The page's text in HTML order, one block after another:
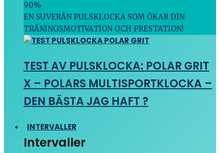
90%
EN SUVERÄN PULSKLOCKA SOM ÖKAR DIN
TRÄNINGSMOTIVATION OCH PRESTATION!
TEST AV PULSKLOCKA: POLAR GRIT
X – POLARS MULTISPORTKLOCKA –
DEN BÄSTA JAG HAFT ?
INTERVALLER
Intervaller